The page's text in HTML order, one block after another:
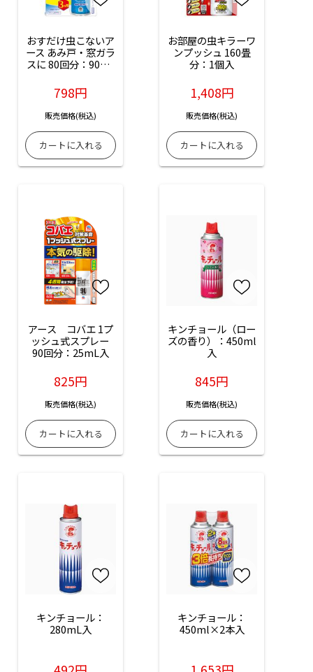
おすだけ虫こないア
ース あみ戸・窓ガラ
スに 80回分：90mL
798円
販売価格(税込)
お部屋の虫キラーワ
ンプッシュ 160畳
分：1個入
1,408円
販売価格(税込)
アース　コバエ 1プ
ッシュ式スプレー
90回分：25mL入
825円
販売価格(税込)
キンチョール（ロー
ズの香り）：450ml
入
845円
販売価格(税込)
キンチョール：
280mL入
キンチョール：
450ml×2本入